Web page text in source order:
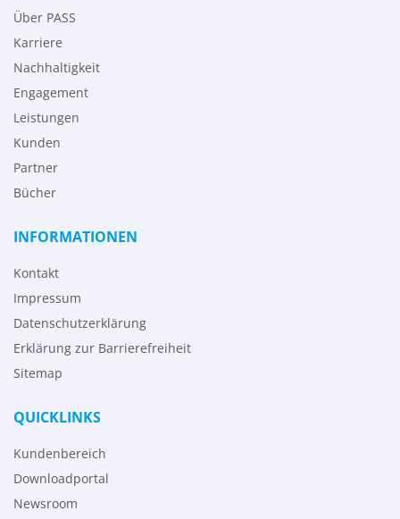
Über PASS
Karriere
Nachhaltigkeit
Engagement
Leistungen
Kunden
Partner
Bücher
INFORMATIONEN
Kontakt
Impressum
Datenschutzerklärung
Erklärung zur Barrierefreiheit
Sitemap
QUICKLINKS
Kundenbereich
Downloadportal
Newsroom